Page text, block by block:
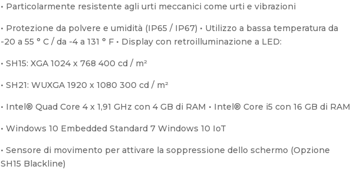
• Particolarmente resistente agli urti meccanici come urti e vibrazioni
• Protezione da polvere e umidità (IP65 / IP67) • Utilizzo a bassa temperatura da
-20 a 55 ° C / da -4 a 131 ° F • Display con retroilluminazione a LED:
• SH15: XGA 1024 x 768 400 cd / m²
• SH21: WUXGA 1920 x 1080 300 cd / m²
• Intel® Quad Core 4 x 1,91 GHz con 4 GB di RAM • Intel® Core i5 con 16 GB di RAM
• Windows 10 Embedded Standard 7 Windows 10 IoT
• Sensore di movimento per attivare la soppressione dello schermo (Opzione
SH15 Blackline)